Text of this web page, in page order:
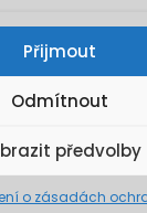
Přijmout
Odmítnout
předvolby
o zásadách
komise není
informací
stránkách.
životního